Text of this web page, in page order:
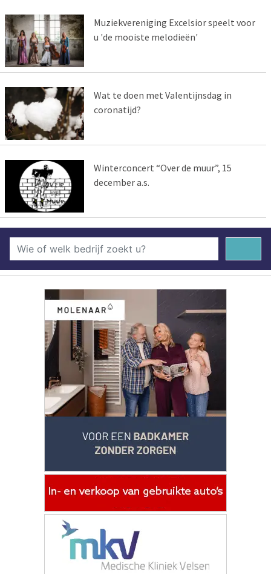
Muziekvereniging Excelsior speelt voor
u 'de mooiste melodieën'
Wat te doen met Valentijnsdag in
coronatijd?
Winterconcert “Over de muur”, 15
december a.s.